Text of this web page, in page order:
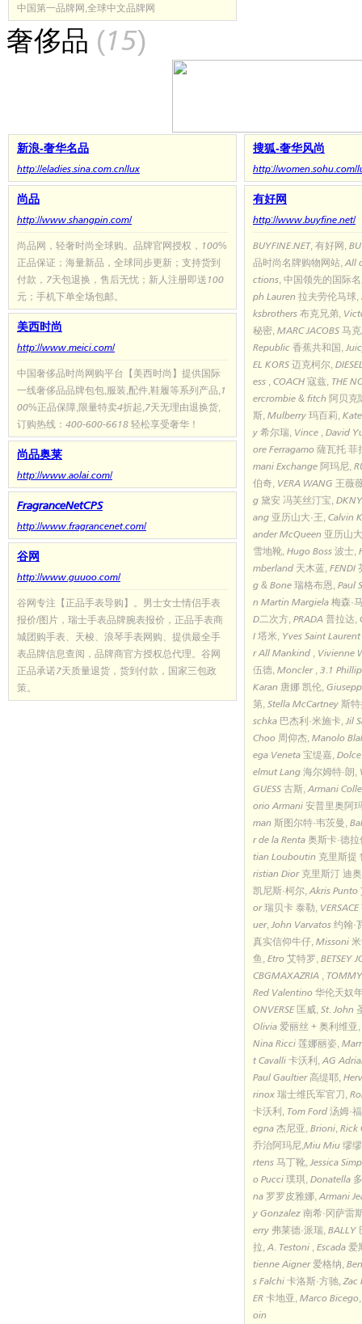
中国第一品牌网,全球中文品牌网
奢侈品 (15)
新浪-奢华名品
http://eladies.sina.com.cn/lux
搜狐-奢华风尚
http://women.sohu.com/
尚品
http://www.shangpin.com/
尚品网，轻奢时尚全球购。品牌官网授权，100%
正品保证；海量新品，全球同步更新；支持货到
付款，7天包退换，售后无忧；新人注册即送100
元；手机下单全场包邮。
有好网
http://www.buyfine.net/
BUYFINE.NET, 有好网,
品时尚名牌购物网站, All
ctions, 中国领先的国际
ph Lauren 拉夫劳伦马球,
ksbrothers 布克兄弟,
秘密, MARC JACOBS 马
Republic 香蕉共和国,
EL KORS 迈克柯尔,
ess , COACH 寇兹, THE
ercrombie & fitch 阿贝克
斯, Mulberry 玛百莉,
y 希尔瑞, Vince , David
ore Ferragamo 薩瓦托
mani Exchange 阿玛尼,
伯奇, VERA WANG 王薇
g 黛安 冯芙丝汀宝,
ang 亚历山大·王, Calvin
ander McQueen 亚历山
雪地靴, Hugo Boss 波士,
mberland 天木蓝, FENDI
g & Bone 瑞格布恩, Paul
n Martin Margiela 梅森·
D二次方, PRADA 普拉达,
I 塔米, Yves Saint
r All Mankind , Vivienne
伍德, Moncler , 3.1
Karan 唐娜 凯伦,
第, Stella McCartney 斯
schka 巴杰利·米施卡, Jil
Choo 周仰杰, Manolo
ega Veneta 宝缇嘉,
elmut Lang 海尔姆特·朗,
GUESS 古斯, Armani
orio Armani 安普里奥阿
man 斯图尔特·韦茨曼,
r de la Renta 奥斯卡·德
tian Louboutin 克里斯提
ristian Dior 克里斯汀 迪
凯尼斯·柯尔, Akris Punto
or 瑞贝卡 泰勒,
uer, John Varvatos 约翰·
真实信仰牛仔, Missoni 米
鱼, Etro 艾特罗, BETSEY
CBGMAXAZRIA ,
Red Valentino 华伦天奴
ONVERSE 匡威, St. John
Olivia 爱丽丝 + 奥利维
Nina Ricci 莲娜丽姿,
t Cavalli 卡沃利, AG
Paul Gaultier 高缇耶,
rinox 瑞士维氏军官刀,
卡沃利, Tom Ford 汤姆·
egna 杰尼亚, Brioni,
乔治阿玛尼,Miu Miu 缪
rtens 马丁靴, Jessica
o Pucci 璞琪, Donatella
na 罗罗皮雅娜, Armani
y Gonzalez 南希·冈萨雷
erry 弗莱德·派瑞,
拉, A. Testoni , Escada
tienne Aigner 爱格纳,
s Falchi 卡洛斯·方驰, Zac
ER 卡地亚, Marco
oin
美西时尚
http://www.meici.com/
中国奢侈品时尚网购平台【美西时尚】提供国际
一线奢侈品品牌包包,服装,配件,鞋履等系列产品,1
00%正品保障,限量特卖4折起,7天无理由退换货,
订购热线：400-600-6618 轻松享受奢华！
尚品奥莱
http://www.aolai.com/
FragranceNetCPS
http://www.fragrancenet.com/
谷网
http://www.guuoo.com/
谷网专注【正品手表导购】。男士女士情侣手表
报价/图片，瑞士手表品牌腕表报价，正品手表商
城团购手表、天梭、浪琴手表网购、提供最全手
表品牌信息查阅，品牌商官方授权总代理。谷网
正品承诺7天质量退货，货到付款，国家三包政
策。